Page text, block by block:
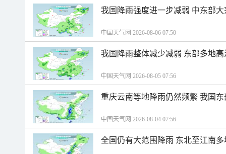
我国降雨强度进一步减弱 中东部
中国天气网 2026-08-06 07:50
我国降雨整体减少减弱 东部多地
中国天气网 2026-08-05 07:56
重庆云南等地降雨仍然频繁 我国
中国天气网 2026-08-04 07:56
全国仍有大范围降雨 东北至江南